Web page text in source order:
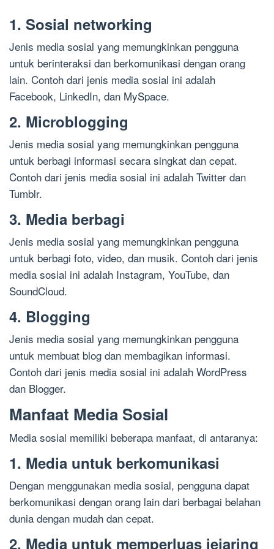
1. Sosial networking
Jenis media sosial yang memungkinkan pengguna
untuk berinteraksi dan berkomunikasi dengan orang
lain. Contoh dari jenis media sosial ini adalah
Facebook, LinkedIn, dan MySpace.
2. Microblogging
Jenis media sosial yang memungkinkan pengguna
untuk berbagi informasi secara singkat dan cepat.
Contoh dari jenis media sosial ini adalah Twitter dan
Tumblr.
3. Media berbagi
Jenis media sosial yang memungkinkan pengguna
untuk berbagi foto, video, dan musik. Contoh dari jenis
media sosial ini adalah Instagram, YouTube, dan
SoundCloud.
4. Blogging
Jenis media sosial yang memungkinkan pengguna
untuk membuat blog dan membagikan informasi.
Contoh dari jenis media sosial ini adalah WordPress
dan Blogger.
Manfaat Media Sosial
Media sosial memiliki beberapa manfaat, di antaranya:
1. Media untuk berkomunikasi
Dengan menggunakan media sosial, pengguna dapat
berkomunikasi dengan orang lain dari berbagai belahan
dunia dengan mudah dan cepat.
2. Media untuk memperluas jejaring